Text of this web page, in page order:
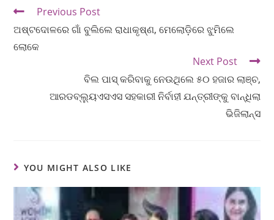
Previous Post
ଅଷ୍ଟଦୋଳରେ ଗାଁ ବୁଲିଲେ ରାଧାକୃଷ୍ଣ, ମେଲୋଡ଼ିରେ ଝୁମିଲେ
ଲୋକେ
Next Post
ବିଲ ପାସ୍ କରିବାକୁ ନେଉଥିଲେ ୫୦ ହଜାର ଲାଞ୍ଚ,
ଆରଡବ୍ଲ୍ୟୁଏସଏସ ସହକାରୀ ନିର୍ବାହୀ ଯନ୍ତ୍ରୀଙ୍କୁ ବାନ୍ଧିଲା
ଭିଜିଲାନ୍ସ
YOU MIGHT ALSO LIKE